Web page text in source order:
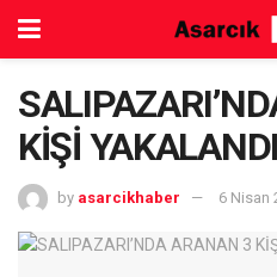
KİŞİ YAKALANDI
by asarcikhaber 6 Nisan